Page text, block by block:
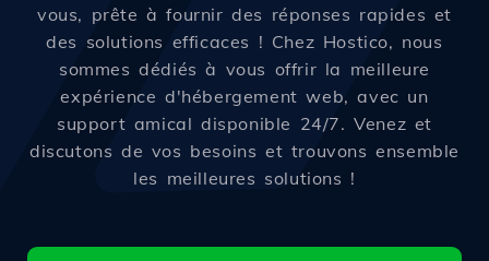
vous, prête à fournir des réponses rapides et
des solutions efficaces ! Chez Hostico, nous
sommes dédiés à vous offrir la meilleure
expérience d'hébergement web, avec un
support amical disponible 24/7. Venez et
discutons de vos besoins et trouvons ensemble
les meilleures solutions !